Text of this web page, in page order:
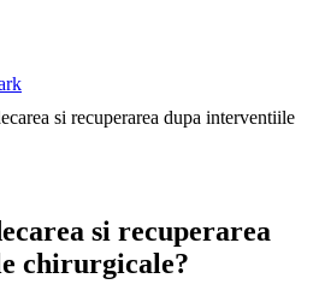
si recuperarea dupa interventiile
si recuperarea
chirurgicale?